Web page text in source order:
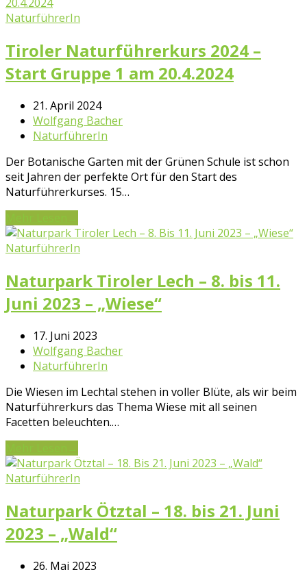
NaturführerIn
Tiroler Naturführerkurs 2024 –
Start Gruppe 1 am 20.4.2024
21. April 2024
Wolfgang Bacher
NaturführerIn
Der Botanische Garten mit der Grünen Schule ist schon
seit Jahren der perfekte Ort für den Start des
Naturführerkurses. 15…
NaturführerIn
Naturpark Tiroler Lech – 8. bis 11.
Juni 2023 – „Wiese“
17. Juni 2023
Wolfgang Bacher
NaturführerIn
Die Wiesen im Lechtal stehen in voller Blüte, als wir beim
Naturführerkurs das Thema Wiese mit all seinen
Facetten beleuchten.…
NaturführerIn
Naturpark Ötztal – 18. bis 21. Juni
2023 – „Wald“
26. Mai 2023